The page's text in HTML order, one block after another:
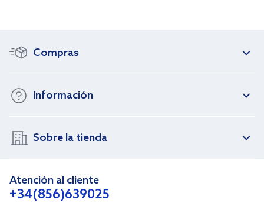
Compras
Información
Sobre la tienda
Atención al cliente
+34(856)639025